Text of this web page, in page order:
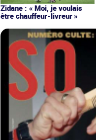
Zidane : « Moi, je voulais
être chauffeur-livreur »